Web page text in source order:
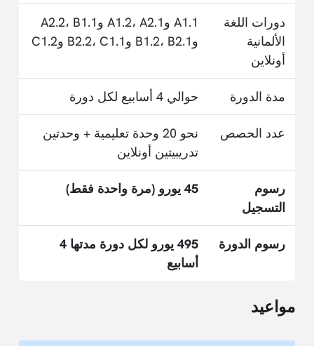
مواعيد
دورات اللغة
الألمانية
أونلاين
A1.1 وA1.2، A2.1 وA2.2، B1.1
وB1.2، B2.1 وB2.2، C1.1 وC1.2
مدة الدورة حوالي 4 أسابيع لكل دورة
عدد الحصص
نحو 20 وحدة تعليمية + وحدتين
تدريبيتين أونلاين
رسوم
التسجيل
45 يورو (مرة واحدة فقط)
رسوم الدورة
495 يورو لكل دورة مدتها 4
أسابيع